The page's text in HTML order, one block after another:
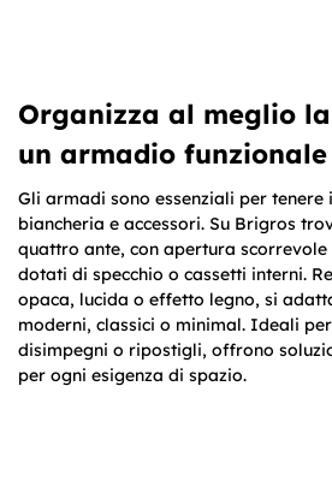
Organizza al meglio
un armadio funzionale
Gli armadi sono essenziali per tenere
biancheria e accessori. Su Brigros
quattro ante, con apertura scorrevole
dotati di specchio o cassetti interni.
opaca, lucida o effetto legno, si
moderni, classici o minimal. Ideali
disimpegni o ripostigli, offrono
per ogni esigenza di spazio.